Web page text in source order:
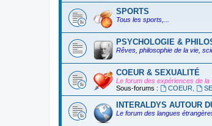
SPORTS
Tous les sports,...
PSYCHOLOGIE &
Rêves, philosophie de la vie,
COEUR & SEXUALITÉ
Le forum des expériences de la
Sous-forums :
COEUR
INTERALDYS AUTOUR
Le forum des langues